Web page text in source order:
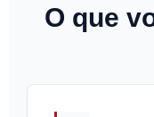
O que